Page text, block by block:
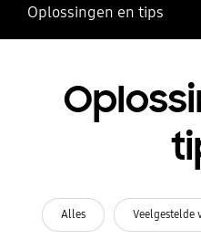
Oplossingen en tips
Alles Veelgestelde